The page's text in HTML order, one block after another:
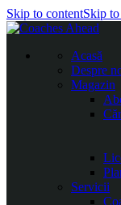
Skip to contentSkip
Acasă
Despre
Magazin
Servicii